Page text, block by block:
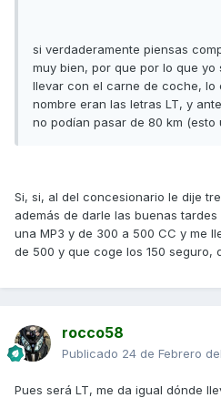
si verdaderamente piensas
muy bien, por que por lo que yo
llevar con el carne de coche, lo
nombre eran las letras LT, y
no podían pasar de 80 km (esto
Si, si, al del concesionario le dije
además de darle las buenas
una MP3 y de 300 a 500 CC y me
de 500 y que coge los 150 seguro,
rocco58
Publicado 24 de Febrero
Pues será LT, me da igual dónde